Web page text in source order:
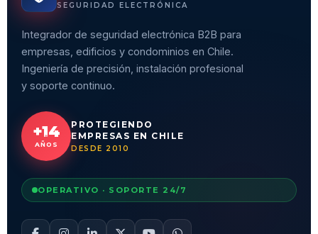
SEGURIDAD ELECTRÓNICA
Integrador de seguridad electrónica B2B para
empresas, edificios y condominios en Chile.
Ingeniería de precisión, instalación profesional
y soporte continuo.
+14
AÑOS
PROTEGIENDO
EMPRESAS EN CHILE
DESDE 2010
OPERATIVO · SOPORTE 24/7